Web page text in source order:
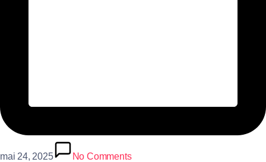
mai 24, 2025
No Comments